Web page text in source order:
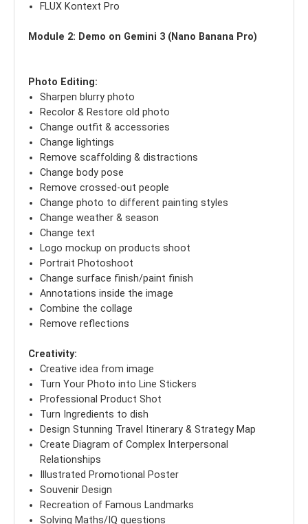
FLUX Kontext Pro
Module 2: Demo on Gemini 3 (Nano Banana Pro)
Photo Editing:
Sharpen blurry photo
Recolor & Restore old photo
Change outfit & accessories
Change lightings
Remove scaffolding & distractions
Change body pose
Remove crossed-out people
Change photo to different painting styles
Change weather & season
Change text
Logo mockup on products shoot
Portrait Photoshoot
Change surface finish/paint finish
Annotations inside the image
Combine the collage
Remove reflections
Creativity:
Creative idea from image
Turn Your Photo into Line Stickers
Professional Product Shot
Turn Ingredients to dish
Design Stunning Travel Itinerary & Strategy Map
Create Diagram of Complex Interpersonal
Relationships
Illustrated Promotional Poster
Souvenir Design
Recreation of Famous Landmarks
Solving Maths/IQ questions